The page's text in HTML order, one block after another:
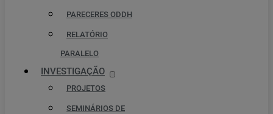
PARECERES ODDH
RELATÓRIO
PARALELO
INVESTIGAÇÃO
PROJETOS
SEMINÁRIOS DE